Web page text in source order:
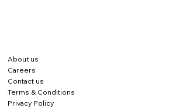
About us
Careers
Contact us
Terms & Conditions
Privacy Policy